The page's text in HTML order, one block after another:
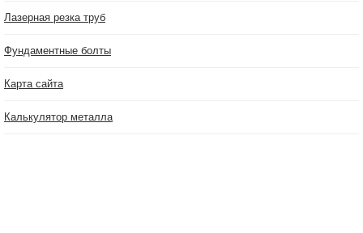
Лазерная резка труб
Фундаментные болты
Карта сайта
Калькулятор металла